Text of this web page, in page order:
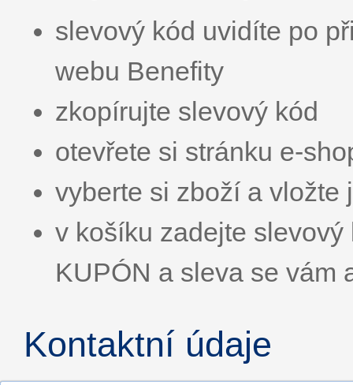
slevový kód uvidíte po
webu Benefity
zkopírujte slevový kód
otevřete si stránku e-
vyberte si zboží a vložte
v košíku zadejte
KUPÓN a sleva se vám
Kontaktní údaje